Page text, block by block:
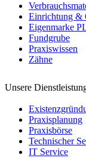
Einrichtung &
Eigenmarke
Fundgrube
Praxiswissen
Zähne
Unsere
Praxisplanung
Praxisbörse
Technischer
IT Service